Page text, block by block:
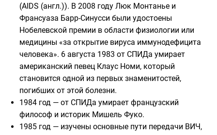
(AIDS (англ.)). В 2008 году Люк Монтанье и
Франсуаза Барр-Синусси были удостоены
Нобелевской премии в области физиологии или
медицины «за открытие вируса иммунодефицита
человека». 6 августа 1983 от СПИДа умирает
американский певец Клаус Номи, который
становится одной из первых знаменитостей,
погибших от этой болезни.
1984 год — от СПИДа умирает французский
философ и историк Мишель Фуко.
1985 год — изучены основные пути передачи ВИЧ,